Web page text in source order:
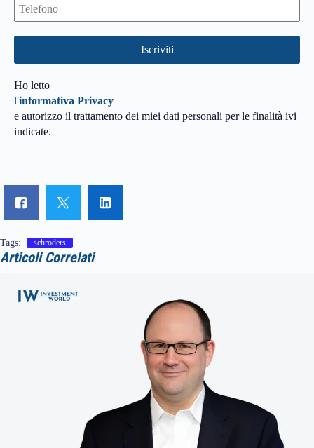
Ho letto
l'informativa Privacy
e autorizzo il trattamento dei miei dati personali per le finalità ivi
indicate.
Tags: schroders
Articoli Correlati